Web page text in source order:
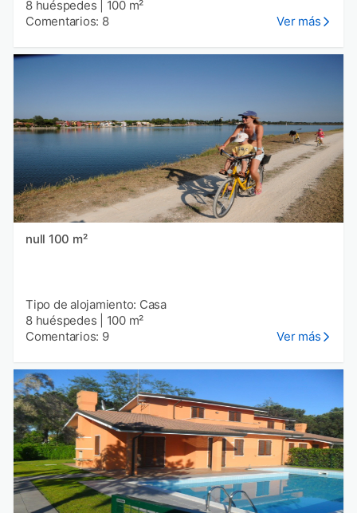
8 huéspedes
100 m²
Comentarios: 8
Ver más
null 100 m²
Tipo de alojamiento: Casa
8 huéspedes
100 m²
Comentarios: 9
Ver más